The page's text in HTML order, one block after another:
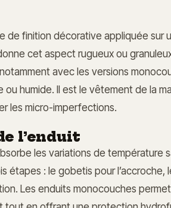
de finition décorative appliquée sur
cet aspect rugueux ou
avec les versions
ou humide. Il est le vêtement de la
les micro-imperfections.
l’enduit
les variations de température
étapes : le gobetis pour l’accroche,
Les enduits monocouches